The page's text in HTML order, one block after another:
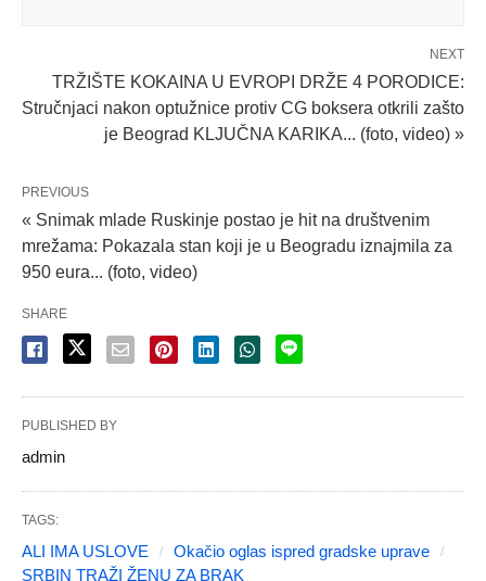
NEXT
TRŽIŠTE KOKAINA U EVROPI DRŽE 4 PORODICE:
Stručnjaci nakon optužnice protiv CG boksera otkrili zašto
je Beograd KLJUČNA KARIKA... (foto, video) »
PREVIOUS
« Snimak mlade Ruskinje postao je hit na društvenim
mrežama: Pokazala stan koji je u Beogradu iznajmila za
950 eura... (foto, video)
SHARE
PUBLISHED BY
admin
TAGS:
ALI IMA USLOVE
Okačio oglas ispred gradske uprave
SRBIN TRAŽI ŽENU ZA BRAK